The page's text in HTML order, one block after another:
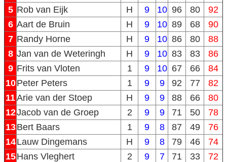
5 Rob van Eijk H 9 10 96 80
92
6 Aart de Bruin H 9 10 89 68
90
7 Randy Horne H 9 10 86 80
88
8 Jan van de Weteringh H 9 10 83 83
86
9 Frits van Vloten 1 9 10 67 66
84
10Peter Peters 1 9 9 92 77
82
11Arie van der Stoep H 9 9 88 66
80
12Jacob van de Groep 2 9 9 71 50
78
13Bert Baars 1 9 8 87 49
76
14Lauw Dingemans H 9 8 79 46
74
15Hans Vleghert 2 9 7 71 33
72